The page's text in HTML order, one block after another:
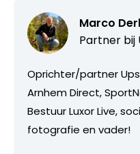
Marco
Partner bij
Oprichter/partner
Arnhem Direct,
Bestuur Luxor Live,
fotografie en vader!